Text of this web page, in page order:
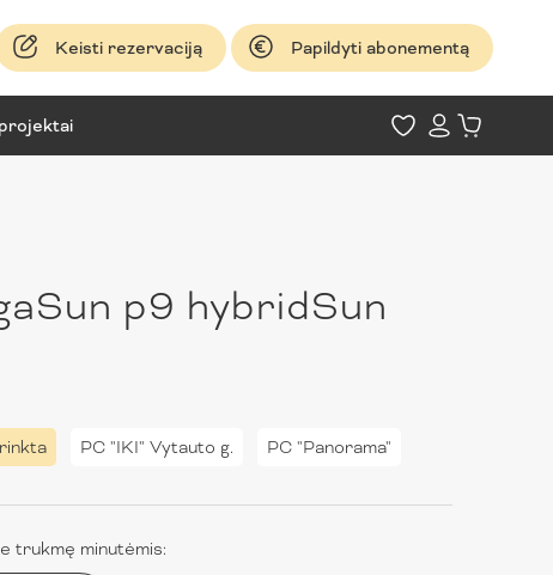
Keisti rezervaciją Papildyti abonementą
p9 hybridSun
PC "IKI" Vytauto g. PC "Panorama"
trukmę minutėmis: